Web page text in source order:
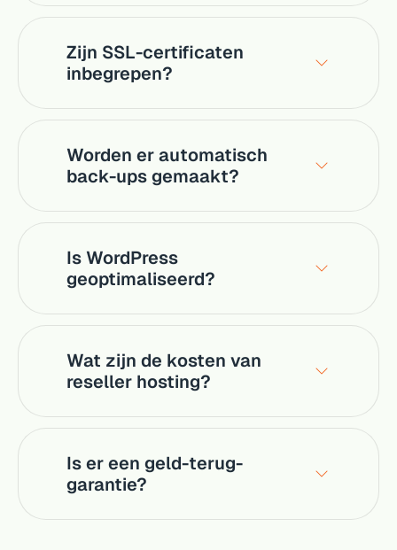
Zijn SSL-certificaten
inbegrepen?
Worden er automatisch
back-ups gemaakt?
Is WordPress
geoptimaliseerd?
Wat zijn de kosten van
reseller hosting?
Is er een geld-terug-
garantie?